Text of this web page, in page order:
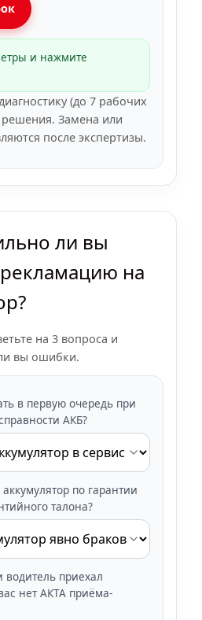
и нажмите
(до 7 рабочих
Замена или
после экспертизы.
ли вы
на
на 3 вопроса и
вы ошибки.
в первую очередь при
АКБ?
по гарантии
талона?
водитель приехал
нет АКТА приёма-